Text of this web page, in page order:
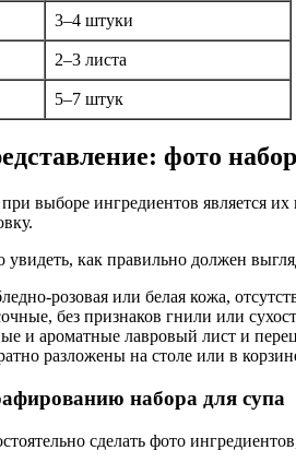
3–4 штуки
2–3 листа
5–7 штук
фото
выборе ингредиентов является их
как правильно должен
розовая или белая кожа,
без признаков гнили или
и ароматные лавровый лист и
разложены на столе или в
набора для супа
сделать фото